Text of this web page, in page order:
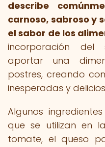
describe
carnoso, sabroso y
el sabor de los
incorporación del
aportar una
postres, creando
inesperadas y
Algunos
que se utilizan en
tomate, el queso